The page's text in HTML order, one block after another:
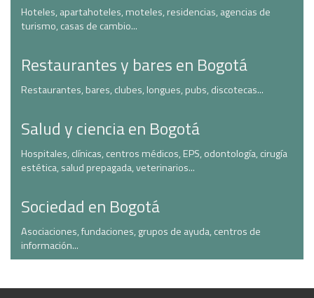
Hoteles, apartahoteles, moteles, residencias, agencias de
turismo, casas de cambio...
Restaurantes y bares en Bogotá
Restaurantes, bares, clubes, longues, pubs, discotecas...
Salud y ciencia en Bogotá
Hospitales, clínicas, centros médicos, EPS, odontología, cirugía
estética, salud prepagada, veterinarios...
Sociedad en Bogotá
Asociaciones, fundaciones, grupos de ayuda, centros de
información...